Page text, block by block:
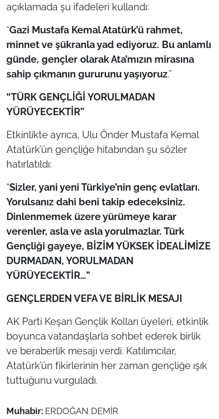
açıklamada şu ifadeleri kullandı:
“Gazi Mustafa Kemal Atatürk’ü rahmet,
minnet ve şükranla yad ediyoruz. Bu anlamlı
günde, gençler olarak Ata’mızın mirasına
sahip çıkmanın gururunu yaşıyoruz.”
“TÜRK GENÇLİĞİ YORULMADAN
YÜRÜYECEKTİR”
Etkinlikte ayrıca, Ulu Önder Mustafa Kemal
Atatürk’ün gençliğe hitabından şu sözler
hatırlatıldı:
“Sizler, yani yeni Türkiye’nin genç evlatları.
Yorulsanız dahi beni takip edeceksiniz.
Dinlenmemek üzere yürümeye karar
verenler, asla ve asla yorulmazlar. Türk
Gençliği gayeye, BİZİM YÜKSEK İDEALİMİZE
DURMADAN, YORULMADAN
YÜRÜYECEKTİR…”
GENÇLERDEN VEFA VE BİRLİK MESAJI
AK Parti Keşan Gençlik Kolları üyeleri, etkinlik
boyunca vatandaşlarla sohbet ederek birlik
ve beraberlik mesajı verdi. Katılımcılar,
Atatürk’ün fikirlerinin her zaman gençliğe ışık
tuttuğunu vurguladı.
Muhabir: ERDOĞAN DEMİR
Bilim Teknoloji
English News
Canlı Maç
Genel-A
Gündem-Eğitim